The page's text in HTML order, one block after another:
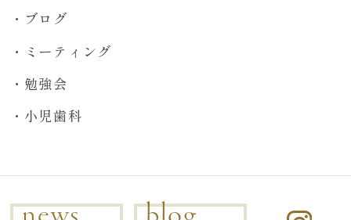
ブログ
ミーティング
勉強会
小児歯科